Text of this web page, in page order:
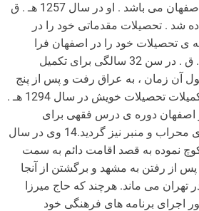
سادات دولت آبادی های اصفهان می باشد . او در سال 1257 هـ . ق
شد . تحصیلات مقدماتی خود را در
ی تحصیلات خود را در اصفهان فرا
گرفت. در سال 1289 هـ . ق . در سن 32 سالگی برای تکمیل
آن زمان ، به عراق رفت و پس از پنج
سال اقامت در آن جا و تکمیلات تحصیلات خویش در سال 1294 هـ .
اصفهان دوره ی درس فقهی برای
خویشتن ترتیب داد و دارای محراب و منبر نیز گردید.14 وی در سال
کوچ نموده به قصد اقامت دائم به سمت
از رفتن به مشهد و برگشتن از آنجا
تهران می ماند. هرچند که حاج میرزا
اجرای برنامه های فرهنگی خود